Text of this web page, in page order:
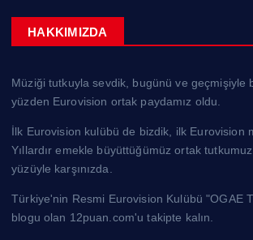
HAKKIMIZDA
Müziği tutkuyla sevdik, bugünü ve geçmişiyle
yüzden Eurovision ortak paydamız oldu.
İlk Eurovision kulübü de bizdik, ilk Eurovision
Yıllardır emekle büyüttüğümüz ortak
yüzüyle karşınızda.
Türkiye'nin Resmi Eurovision Kulübü "OGAE
blogu olan 12puan.com'u takipte kalın.